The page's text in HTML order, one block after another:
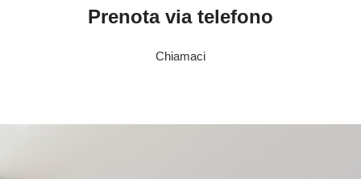
Prenota via telefono
Chiamaci